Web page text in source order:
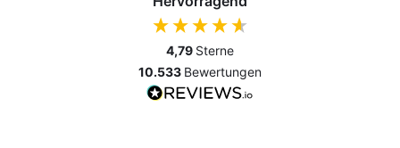
4,79 Sterne
10.533 Bewertungen